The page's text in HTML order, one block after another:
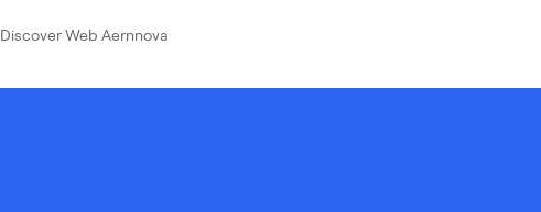
Discover Web Aernnova